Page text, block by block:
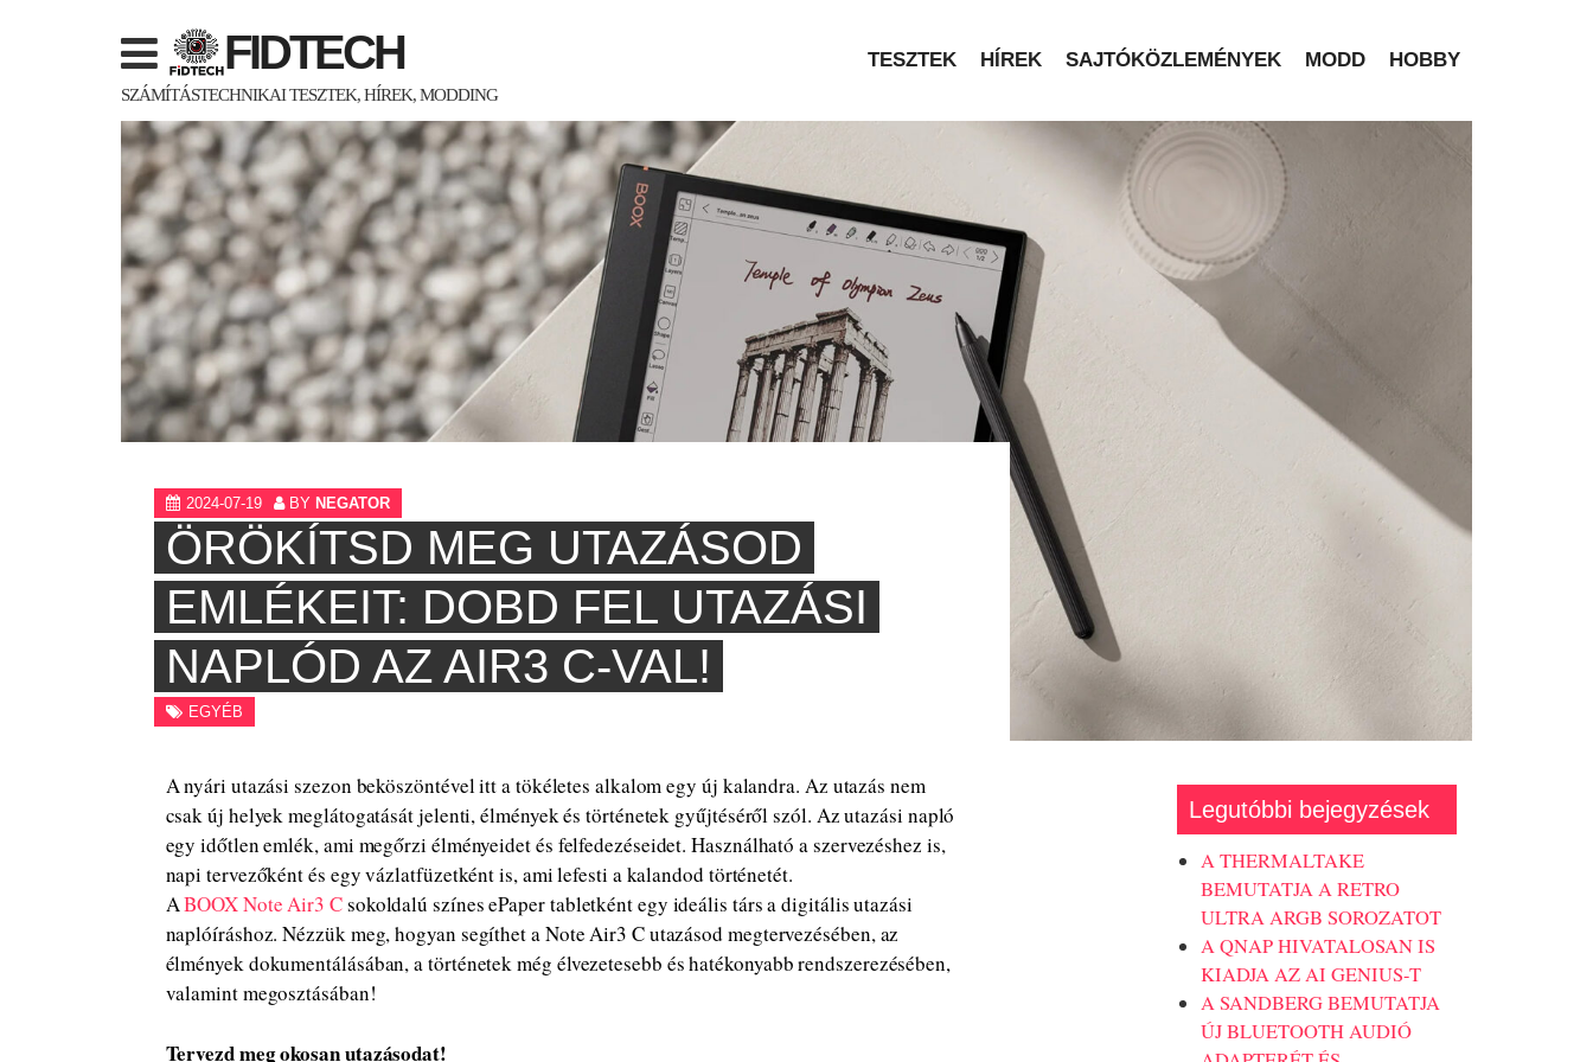
FIDTECH
SZÁMÍTÁSTECHNIKAI TESZTEK, HÍREK, MODDING
TESZTEK HÍREK SAJTÓKÖZLEMÉNYEK MODD HOBBY
2024-07-19 BY NEGATOR
ÖRÖKÍTSD MEG UTAZÁSOD
EMLÉKEIT: DOBD FEL UTAZÁSI
NAPLÓD AZ AIR3 C-VAL!
EGYÉB
A nyári utazási szezon beköszöntével itt a tökéletes alkalom egy új kalandra. Az utazás nem
csak új helyek meglátogatását jelenti, élmények és történetek gyűjtéséről szól. Az utazási napló
egy időtlen emlék, ami megőrzi élményeidet és felfedezéseidet. Használható a szervezéshez is,
napi tervezőként és egy vázlatfüzetként is, ami lefesti a kalandod történetét.
ABOOX Note Air3 Csokoldalú színes ePaper tabletként egy ideális társ a digitális utazási
naplóíráshoz. Nézzük meg, hogyan segíthet a Note Air3 C utazásod megtervezésében, az
élmények dokumentálásában, a történetek még élvezetesebb és hatékonyabb rendszerezésében,
valamint megosztásában!
Tervezd meg okosan utazásodat!
Legutóbbi bejegyzések
A THERMALTAKE
BEMUTATJA A RETRO
ULTRA ARGB SOROZATOT
A QNAP HIVATALOSAN IS
KIADJA AZ AI GENIUS-T
A SANDBERG BEMUTATJA
ÚJ BLUETOOTH AUDIÓ